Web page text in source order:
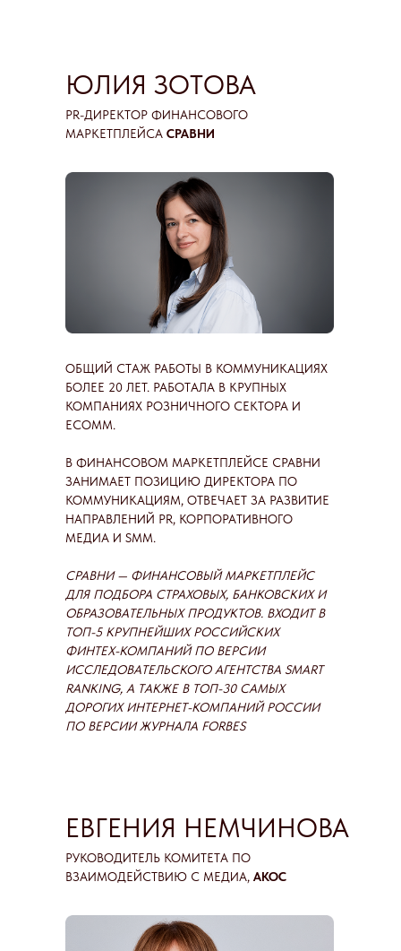
РУКОВОДИТЕЛЬ КОМИТЕТА ПО
ВЗАИМОДЕЙСТВИЮ С МЕДИА, АКОС
ЕВГЕНИЯ НЕМЧИНОВА
ОБЩИЙ СТАЖ РАБОТЫ В КОММУНИКАЦИЯХ
БОЛЕЕ 20 ЛЕТ. РАБОТАЛА В КРУПНЫХ
КОМПАНИЯХ РОЗНИЧНОГО СЕКТОРА И
ECOMM.
В ФИНАНСОВОМ МАРКЕТПЛЕЙСЕ СРАВНИ
ЗАНИМАЕТ ПОЗИЦИЮ ДИРЕКТОРА ПО
КОММУНИКАЦИЯМ, ОТВЕЧАЕТ ЗА РАЗВИТИЕ
НАПРАВЛЕНИЙ PR, КОРПОРАТИВНОГО
МЕДИА И SMM.
СРАВНИ — ФИНАНСОВЫЙ МАРКЕТПЛЕЙС
ДЛЯ ПОДБОРА СТРАХОВЫХ, БАНКОВСКИХ И
ОБРАЗОВАТЕЛЬНЫХ ПРОДУКТОВ. ВХОДИТ В
ТОП-5 КРУПНЕЙШИХ РОССИЙСКИХ
ФИНТЕХ-КОМПАНИЙ ПО ВЕРСИИ
ИССЛЕДОВАТЕЛЬСКОГО АГЕНТСТВА SMART
RANKING, А ТАКЖЕ В ТОП-30 САМЫХ
ДОРОГИХ ИНТЕРНЕТ-КОМПАНИЙ РОССИИ
ПО ВЕРСИИ ЖУРНАЛА FORBES
PR-ДИРЕКТОР ФИНАНСОВОГО
МАРКЕТПЛЕЙСА СРАВНИ
ЮЛИЯ ЗОТОВА